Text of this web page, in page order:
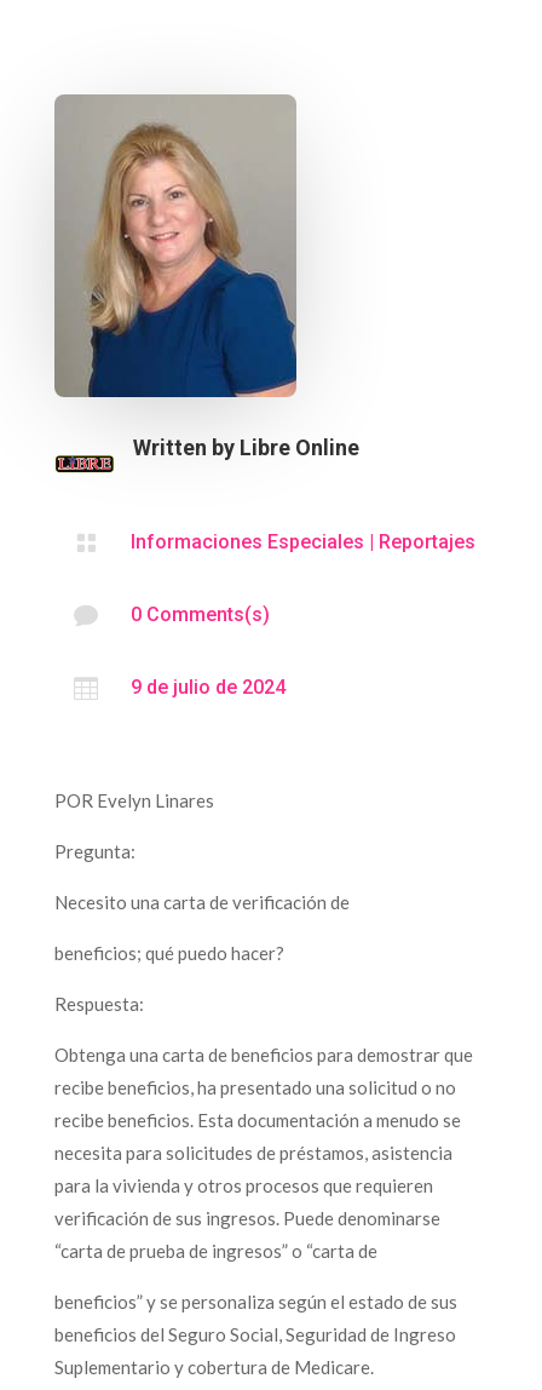
Written by Libre Online
 Informaciones Especiales | Reportajes
 0 Comments(s)
 9 de julio de 2024
POR Evelyn Linares
Pregunta:
Necesito una carta de verificación de
beneficios; qué puedo hacer?
Respuesta:
Obtenga una carta de beneficios para demostrar que
recibe beneficios, ha presentado una solicitud o no
recibe beneficios. Esta documentación a menudo se
necesita para solicitudes de préstamos, asistencia
para la vivienda y otros procesos que requieren
verificación de sus ingresos. Puede denominarse
“carta de prueba de ingresos” o “carta de
beneficios” y se personaliza según el estado de sus
beneficios del Seguro Social, Seguridad de Ingreso
Suplementario y cobertura de Medicare.